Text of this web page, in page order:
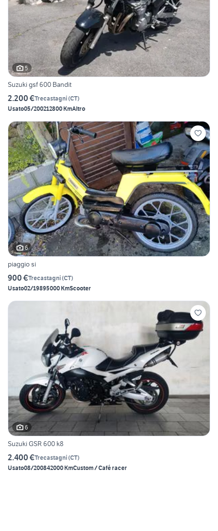
5
Suzuki gsf 600 Bandit
2.200 €Trecastagni(CT)
Usato05/200212800 KmAltro
6
piaggio si
900 €Trecastagni(CT)
Usato02/19895000 KmScooter
6
Suzuki GSR 600 k8
2.400 €Trecastagni(CT)
Usato08/200842000 KmCustom / Café racer